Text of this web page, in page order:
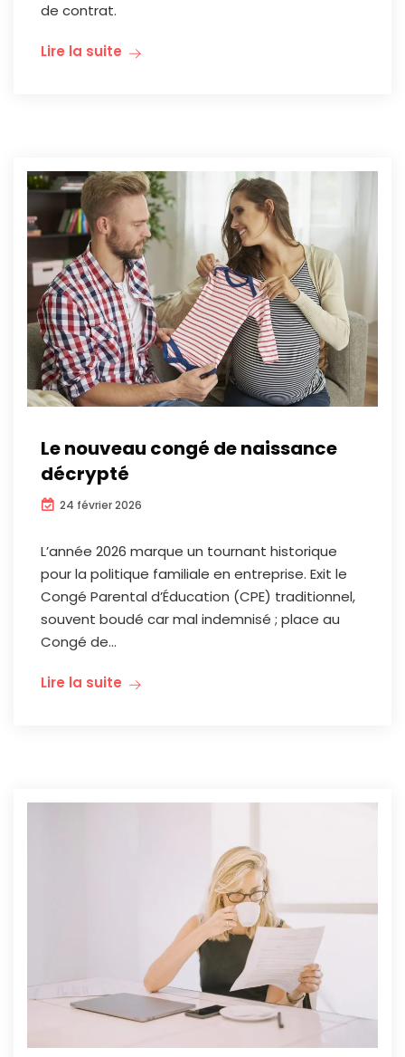
de contrat.
Lire la suite
Le nouveau congé de naissance
décrypté
24 février 2026
L’année 2026 marque un tournant historique
pour la politique familiale en entreprise. Exit le
Congé Parental d’Éducation (CPE) traditionnel,
souvent boudé car mal indemnisé ; place au
Congé de...
Lire la suite